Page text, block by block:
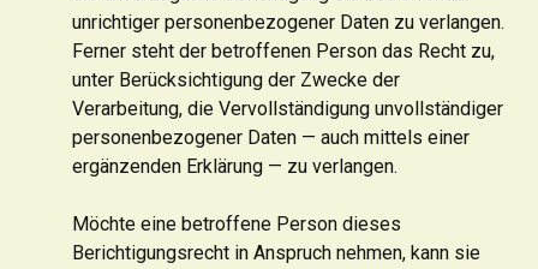
unrichtiger personenbezogener Daten zu verlangen.
Ferner steht der betroffenen Person das Recht zu,
unter Berücksichtigung der Zwecke der
Verarbeitung, die Vervollständigung unvollständiger
personenbezogener Daten — auch mittels einer
ergänzenden Erklärung — zu verlangen.
Möchte eine betroffene Person dieses
Berichtigungsrecht in Anspruch nehmen, kann sie